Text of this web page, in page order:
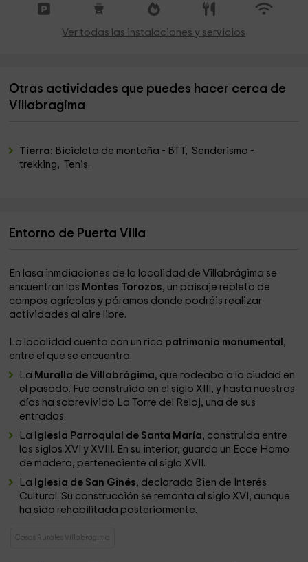
Ver todas las instalaciones y servicios
Otras actividades que puedes hacer cerca de
Villabragima
Tierra: Bicicleta de montaña - BTT, Senderismo -
trekking, Tenis.
Entorno de Puerta Villa
En lasa inmdiaciones de la localidad de Villabrágima se
encuentran los Montes Torozos, un paisaje repleto de
campos agrícolas y páramos donde podréis realizar
actividades al aire libre.
La localidad cuenta con un rico patrimonio monumental ,
entre el que se encuentra:
La Muralla de Villabrágima, que rodeaba a la ciudad en
el pasado. Fue construida en el siglo XIII, y hasta nuestros
días ha sobrevivido La Torre del Reloj, una de sus
entradas.
La Iglesia Parroquial de Santa María, construida entre
los siglos XVI y XVIII. En su interior, guarda un Ecce Homo
de madera, perteneciente al siglo XVII.
La Iglesia de San Ginés, declarada Bien de Interés
Cultural. Su construcción se remonta al siglo XVI, aunque
ha sido rehabilitada posteriormente.
Casas Rurales Villabragima